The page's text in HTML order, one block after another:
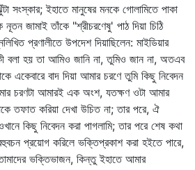
সংস্কার; ইহাতে মানুষের মনকে গোলামিতে পাকা
জামাই তাঁকে "শ্রীচরণেষু' পাঠ দিয়া চিঠি
প্রণালীতে উপদেশ দিয়াছিলেন: মাইডিয়ার
বলা হয় তা আমিও জানি না, তুমিও জান না, অতএব
একেবারে বাদ দিয়া আমার চরণে তুমি কিছু নিবেদন
চরণটা আমারই এক অংশ, যতক্ষণ ওটা আমার
তফাত করিয়া দেখা উচিত না; তার পরে, ঐ
কিছু নিবেদন করা পাগলামি; তার পরে শেষ কথা
প্রয়োগ করিলে ভক্তিপ্রকাশ করা হইতে পারে,
ভক্তিভাজন, কিন্তু ইহাতে আমার